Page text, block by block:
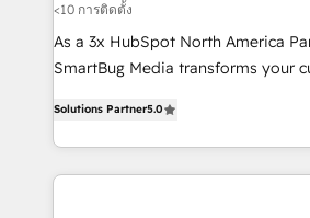
Accreditations. AI-Powered RevOps: Breeze AI,
custom AI agents, and high-
total reporting clarity. Security & Compliance: SOC 2
security. 🏆 Why Bluleadz? GTM OS Partner | 16+
Years Experience | 1,000+ Five-
<10 การติดตั้ง
As a 3x HubSpot North America
SmartBug Media transforms your
includes specialized divisions
Software) and Point Success
making this the official home for all
Solutions Partner5.0